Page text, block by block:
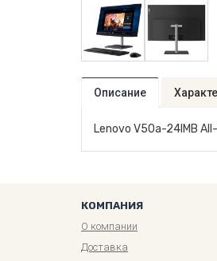
Описание
Lenovo V50a-24IMB All-
КОМПАНИЯ
О компании
Доставка